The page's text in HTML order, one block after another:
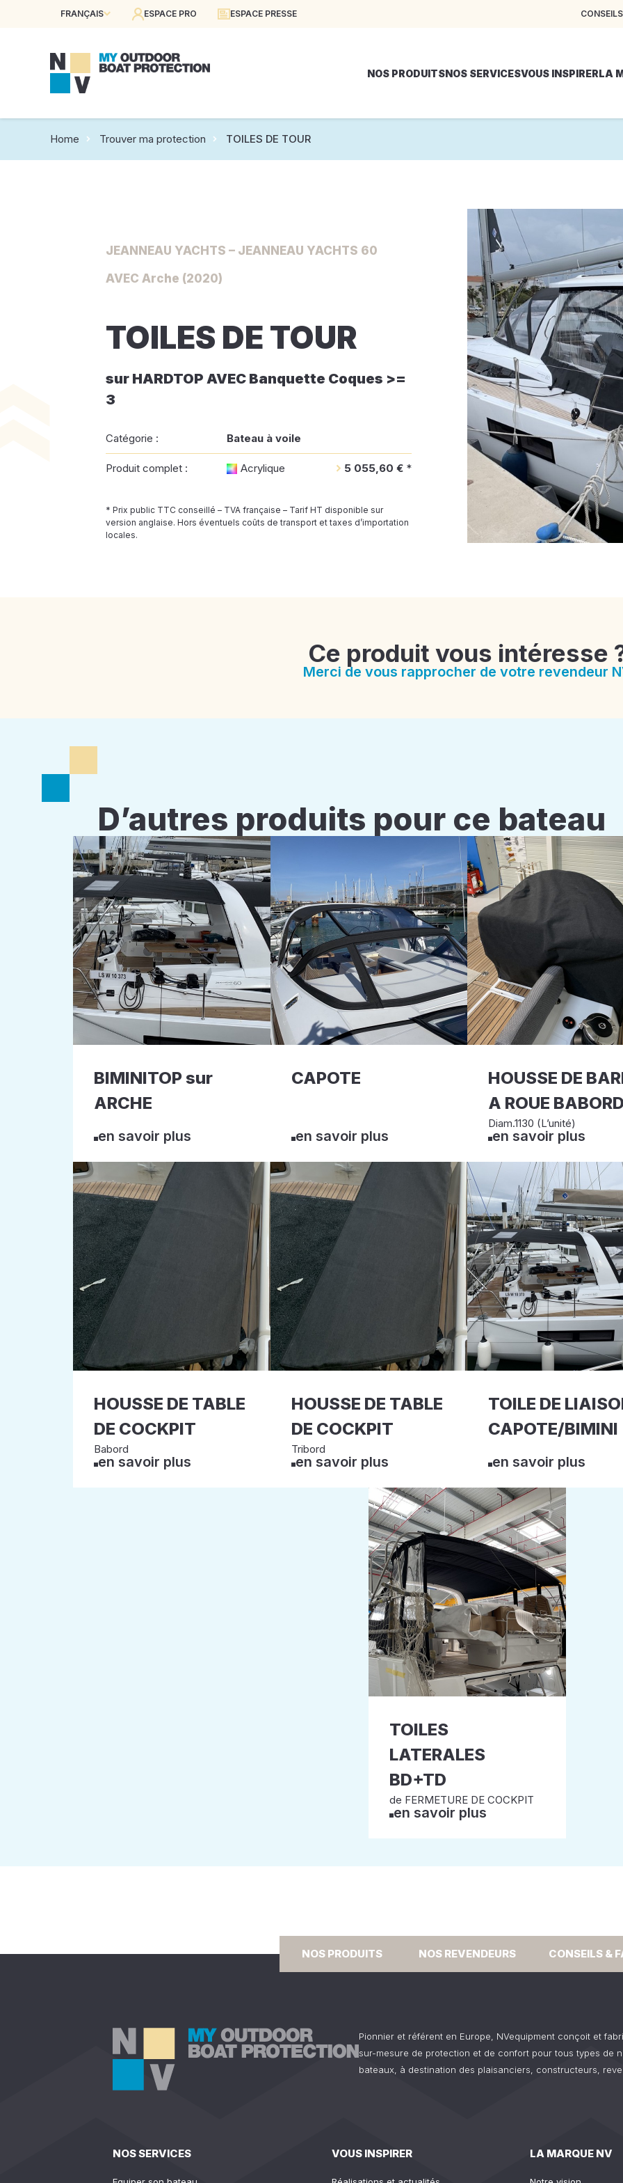
FRANÇAIS ESPACE PRO ESPACE PRESSE
NOS PRODUITSNOS SERVICESVOUS INSPIRERLA
Home Trouver ma protection TOILES DE TOUR
JEANNEAU YACHTS – JEANNEAU YACHTS 60
AVEC Arche (2020)
TOILES DE TOUR
sur HARDTOP AVEC Banquette Coques >=
3
Catégorie : Bateau à voile
Produit complet : Acrylique 5 055,60 € *
* Prix public TTC conseillé – TVA française – Tarif HT disponible sur
version anglaise. Hors éventuels coûts de transport et taxes d’importation
locales.
Ce produit vous intéresse
Merci de vous rapprocher de votre revendeur
D’autres produits pour ce bateau
BIMINITOP sur
ARCHE
en savoir plus
CAPOTE
en savoir plus
HOUSSE DE
A ROUE
Diam.1130 (L’unité)
en savoir plus
HOUSSE DE TABLE
DE COCKPIT
Babord
en savoir plus
HOUSSE DE TABLE
DE COCKPIT
Tribord
en savoir plus
TOILE DE
CAPOTE/BIMINI
en savoir plus
TOILES
LATERALES
BD+TD
de FERMETURE DE COCKPIT
en savoir plus
NOS PRODUITS NOS REVENDEURS CONSEILS &
Pionnier et référent en Europe, NVequipment conçoit et
sur-mesure de protection et de confort pour tous types de
bateaux, à destination des plaisanciers, constructeurs,
NOS SERVICES VOUS INSPIRER LA MARQUE NV